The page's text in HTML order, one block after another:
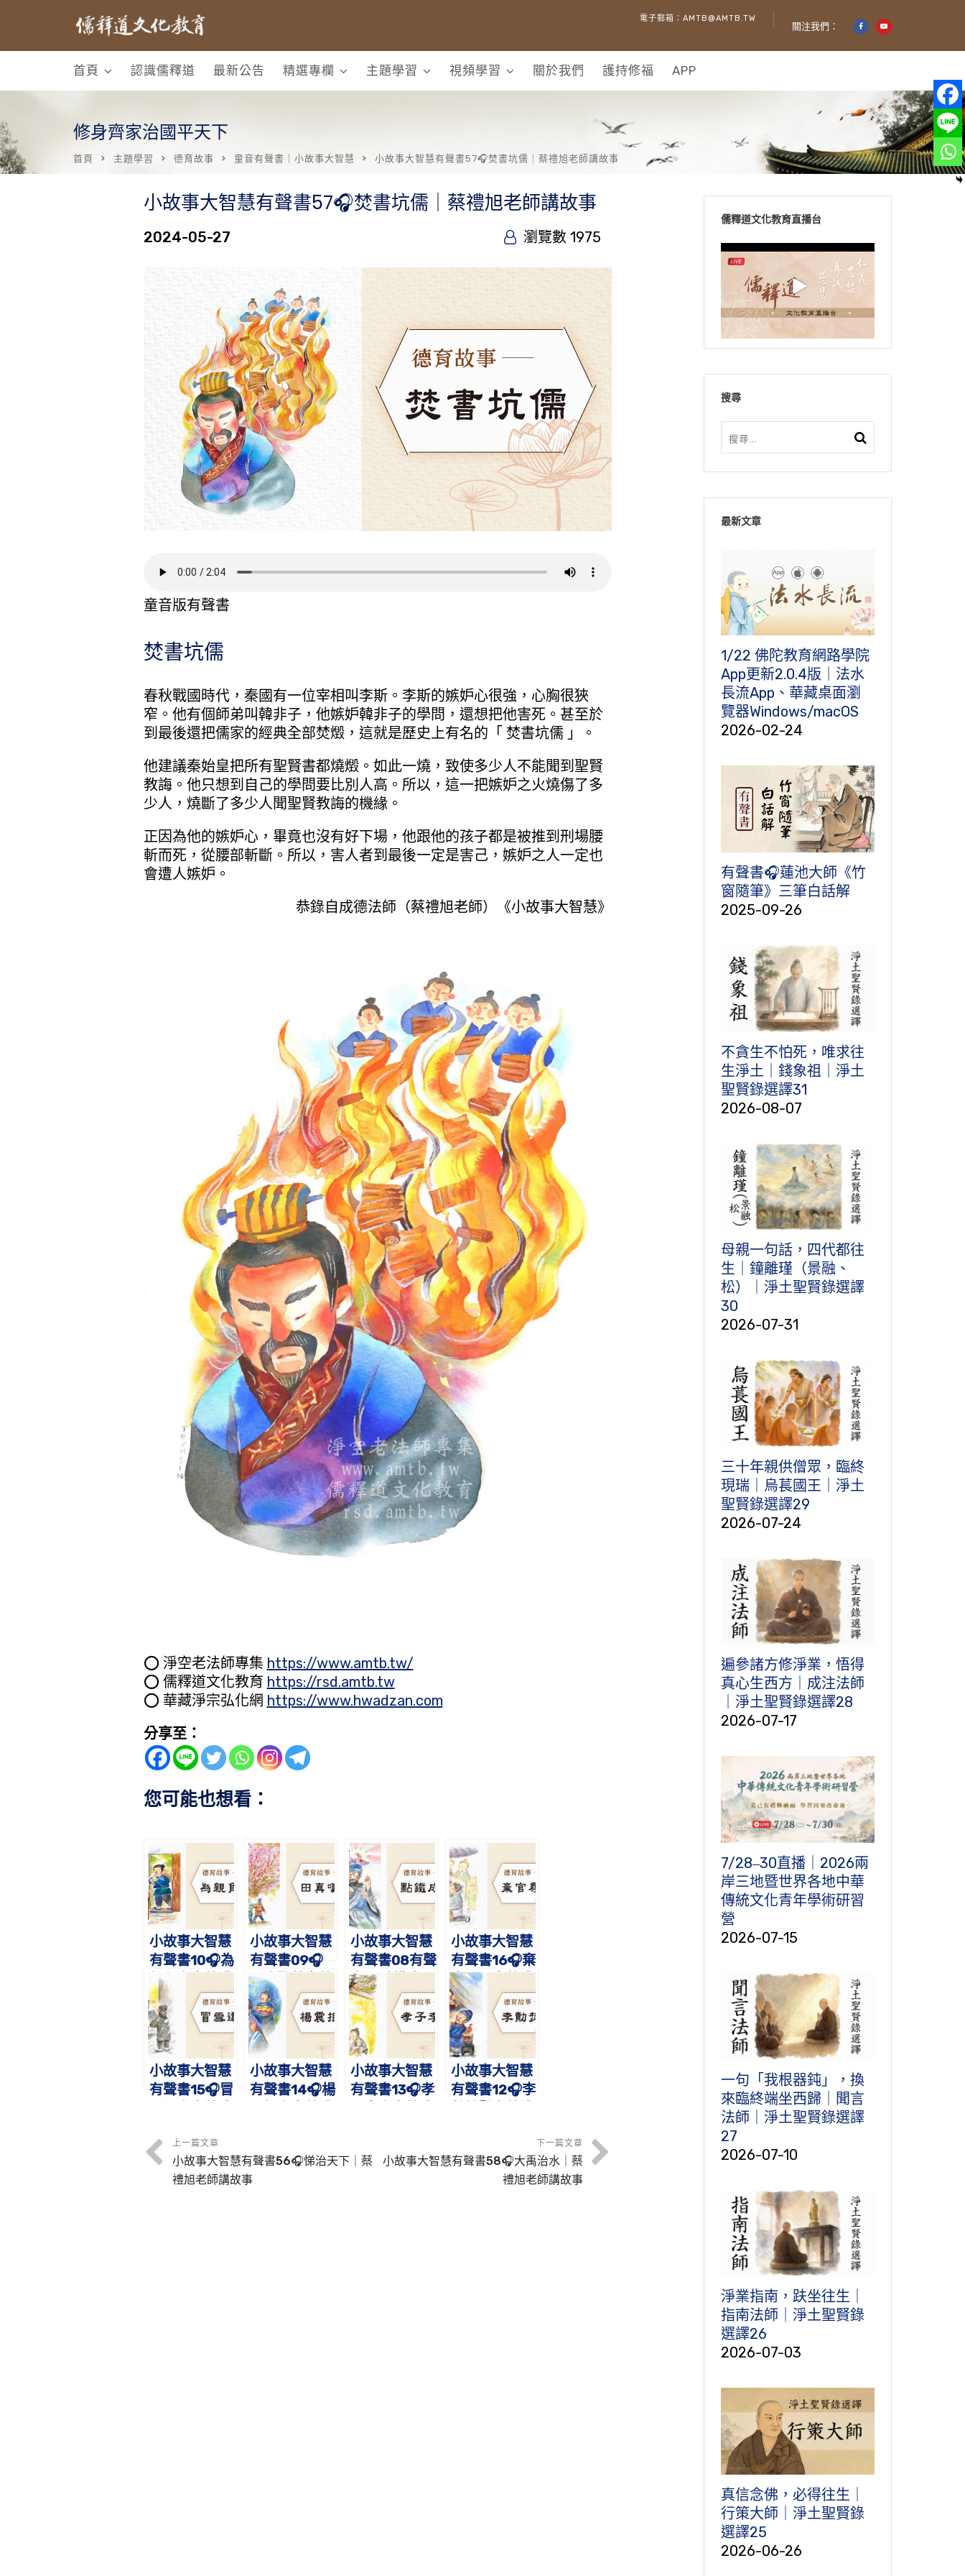
電子郵箱：AMTB@AMTB.TW
關注我們：
首頁 認識儒釋道 最新公告 精選專欄 主題學習 視頻學習 關於我們 護持修福 APP
修身齊家治國平天下
首頁 主題學習 德育故事 童音有聲書｜小故事大智慧 小故事大智慧有聲書57🎧焚書坑儒｜蔡禮旭老師講故事
小故事大智慧有聲書57🎧焚書坑儒｜蔡禮旭老師講故事
2024-05-27 瀏覽數 1975
童音版有聲書
焚書坑儒
春秋戰國時代，秦國有一位宰相叫李斯。李斯的嫉妒心很強，心胸很狹
窄。他有個師弟叫韓非子，他嫉妒韓非子的學問，還想把他害死。甚至於
到最後還把儒家的經典全部焚燬，這就是歷史上有名的「 焚書坑儒 」。
他建議秦始皇把所有聖賢書都燒燬。如此一燒，致使多少人不能聞到聖賢
教誨。他只想到自己的學問要比別人高。所以，這一把嫉妒之火燒傷了多
少人，燒斷了多少人聞聖賢教誨的機緣。
正因為他的嫉妒心，畢竟也沒有好下場，他跟他的孩子都是被推到刑場腰
斬而死，從腰部斬斷。所以，害人者到最後一定是害己，嫉妒之人一定也
會遭人嫉妒。
恭錄自成德法師（蔡禮旭老師）《小故事大智慧》
⭕️ 淨空老法師專集 https://www.amtb.tw/
⭕️ 儒釋道文化教育 https://rsd.amtb.tw
⭕️ 華藏淨宗弘化網 https://www.hwadzan.com
分享至：
您可能也想看：
小故事大智慧
有聲書10🎧為
親負米｜蔡禮
旭老師講故事
小故事大智慧
有聲書09🎧
田真歎荊｜蔡
禮旭老師講故
事
小故事大智慧
有聲書08有聲
書🎧點鐵成
金-仙人呂洞
賓｜蔡禮旭老
師講故事
小故事大智慧
有聲書16🎧棄
官尋母｜蔡禮
旭老師講故事
小故事大智慧
有聲書15🎧冒
小故事大智慧
有聲書14🎧楊
小故事大智慧
有聲書13🎧孝
小故事大智慧
有聲書12🎧李
上一篇文章
小故事大智慧有聲書56🎧悌治天下｜蔡
禮旭老師講故事
下一篇文章
小故事大智慧有聲書58🎧大禹治水｜蔡
禮旭老師講故事
儒釋道文化教育直播台
搜尋
最新文章
1/22 佛陀教育網路學院
App更新2.0.4版｜法水
長流App、華藏桌面瀏
覽器Windows/macOS
2026-02-24
有聲書🎧蓮池大師《竹
窗隨筆》三筆白話解
2025-09-26
不貪生不怕死，唯求往
生淨土｜錢象祖｜淨土
聖賢錄選譯31
2026-08-07
母親一句話，四代都往
生｜鐘離瑾（景融、
松）｜淨土聖賢錄選譯
30
2026-07-31
三十年親供僧眾，臨終
現瑞｜烏萇國王｜淨土
聖賢錄選譯29
2026-07-24
遍參諸方修淨業，悟得
真心生西方｜成注法師
｜淨土聖賢錄選譯28
2026-07-17
7/28‒30直播｜2026兩
岸三地暨世界各地中華
傳統文化青年學術研習
營
2026-07-15
一句「我根器鈍」，換
來臨終端坐西歸｜聞言
法師｜淨土聖賢錄選譯
27
2026-07-10
淨業指南，趺坐往生｜
指南法師｜淨土聖賢錄
選譯26
2026-07-03
真信念佛，必得往生｜
行策大師｜淨土聖賢錄
選譯25
2026-06-26